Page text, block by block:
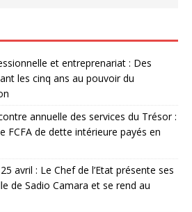
et entreprenariat : Des
les cinq ans au pouvoir du
annuelle des services du Trésor :
FCFA de dette intérieure payés en
avril : Le Chef de l’Etat présente ses
de Sadio Camara et se rend au